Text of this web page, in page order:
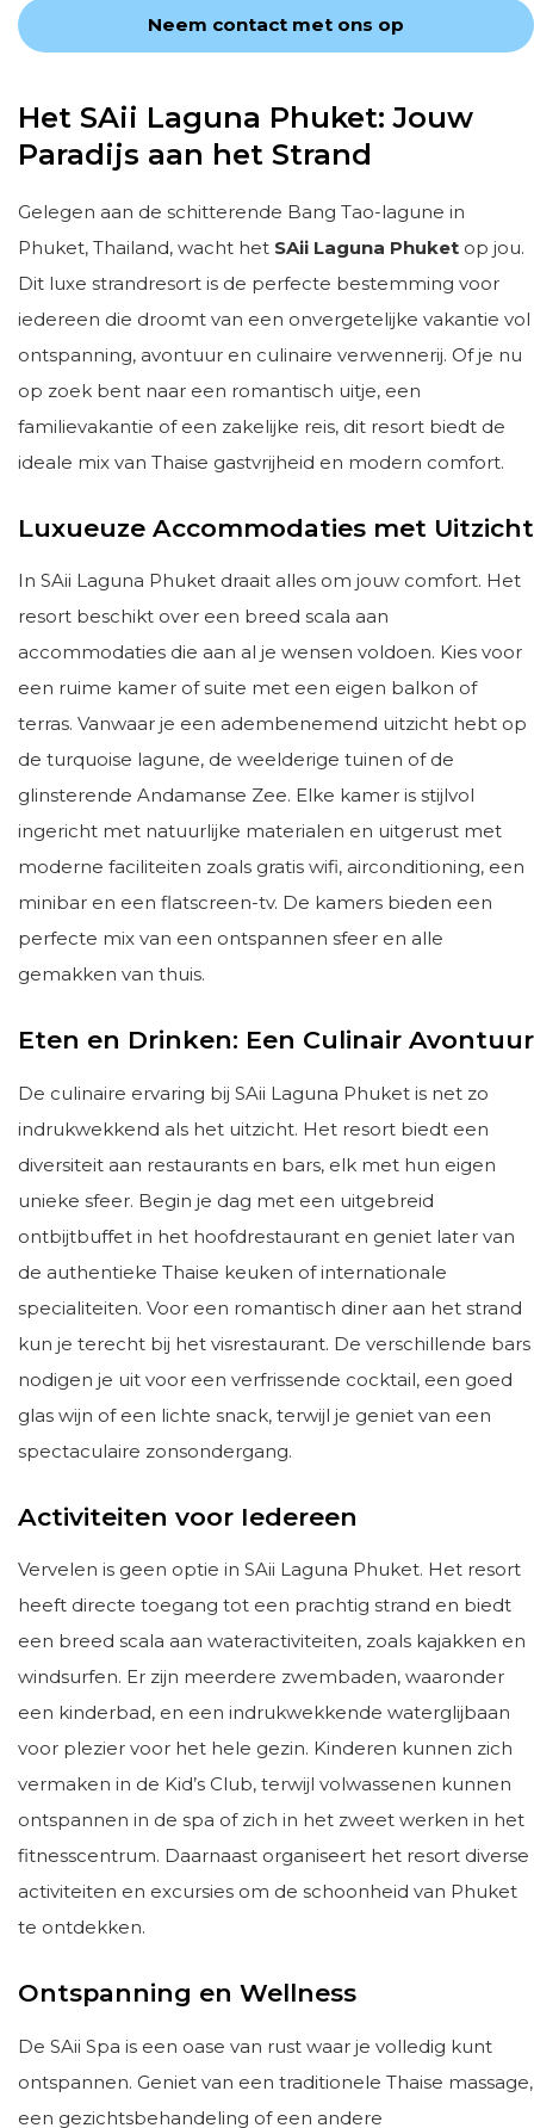
Neem contact met ons op
Het SAii Laguna Phuket: Jouw
Paradijs aan het Strand
Gelegen aan de schitterende Bang Tao-lagune in
Phuket, Thailand, wacht het SAii Laguna Phuket op jou.
Dit luxe strandresort is de perfecte bestemming voor
iedereen die droomt van een onvergetelijke vakantie vol
ontspanning, avontuur en culinaire verwennerij. Of je nu
op zoek bent naar een romantisch uitje, een
familievakantie of een zakelijke reis, dit resort biedt de
ideale mix van Thaise gastvrijheid en modern comfort.
Luxueuze Accommodaties met Uitzicht
In SAii Laguna Phuket draait alles om jouw comfort. Het
resort beschikt over een breed scala aan
accommodaties die aan al je wensen voldoen. Kies voor
een ruime kamer of suite met een eigen balkon of
terras. Vanwaar je een adembenemend uitzicht hebt op
de turquoise lagune, de weelderige tuinen of de
glinsterende Andamanse Zee. Elke kamer is stijlvol
ingericht met natuurlijke materialen en uitgerust met
moderne faciliteiten zoals gratis wifi, airconditioning, een
minibar en een flatscreen-tv. De kamers bieden een
perfecte mix van een ontspannen sfeer en alle
gemakken van thuis.
Eten en Drinken: Een Culinair Avontuur
De culinaire ervaring bij SAii Laguna Phuket is net zo
indrukwekkend als het uitzicht. Het resort biedt een
diversiteit aan restaurants en bars, elk met hun eigen
unieke sfeer. Begin je dag met een uitgebreid
ontbijtbuffet in het hoofdrestaurant en geniet later van
de authentieke Thaise keuken of internationale
specialiteiten. Voor een romantisch diner aan het strand
kun je terecht bij het visrestaurant. De verschillende bars
nodigen je uit voor een verfrissende cocktail, een goed
glas wijn of een lichte snack, terwijl je geniet van een
spectaculaire zonsondergang.
Activiteiten voor Iedereen
Vervelen is geen optie in SAii Laguna Phuket. Het resort
heeft directe toegang tot een prachtig strand en biedt
een breed scala aan wateractiviteiten, zoals kajakken en
windsurfen. Er zijn meerdere zwembaden, waaronder
een kinderbad, en een indrukwekkende waterglijbaan
voor plezier voor het hele gezin. Kinderen kunnen zich
vermaken in de Kid’s Club, terwijl volwassenen kunnen
ontspannen in de spa of zich in het zweet werken in het
fitnesscentrum. Daarnaast organiseert het resort diverse
activiteiten en excursies om de schoonheid van Phuket
te ontdekken.
Ontspanning en Wellness
De SAii Spa is een oase van rust waar je volledig kunt
ontspannen. Geniet van een traditionele Thaise massage,
een gezichtsbehandeling of een andere